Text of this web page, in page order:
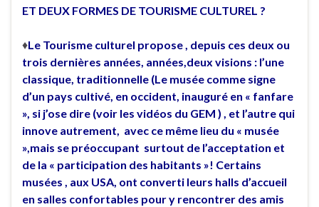
ET DEUX FORMES DE TOURISME CULTUREL ?
♦Le Tourisme culturel propose , depuis ces deux ou
trois dernières années, années,deux visions : l’une
classique, traditionnelle (Le musée comme signe
d’un pays cultivé, en occident, inauguré en « fanfare
», si j’ose dire (voir les vidéos du GEM ) , et l’autre qui
innove autrement, avec ce même lieu du « musée
»,mais se préoccupant surtout de l’acceptation et
de la « participation des habitants »! Certains
musées , aux USA, ont converti leurs halls d’accueil
en salles confortables pour y rencontrer des amis